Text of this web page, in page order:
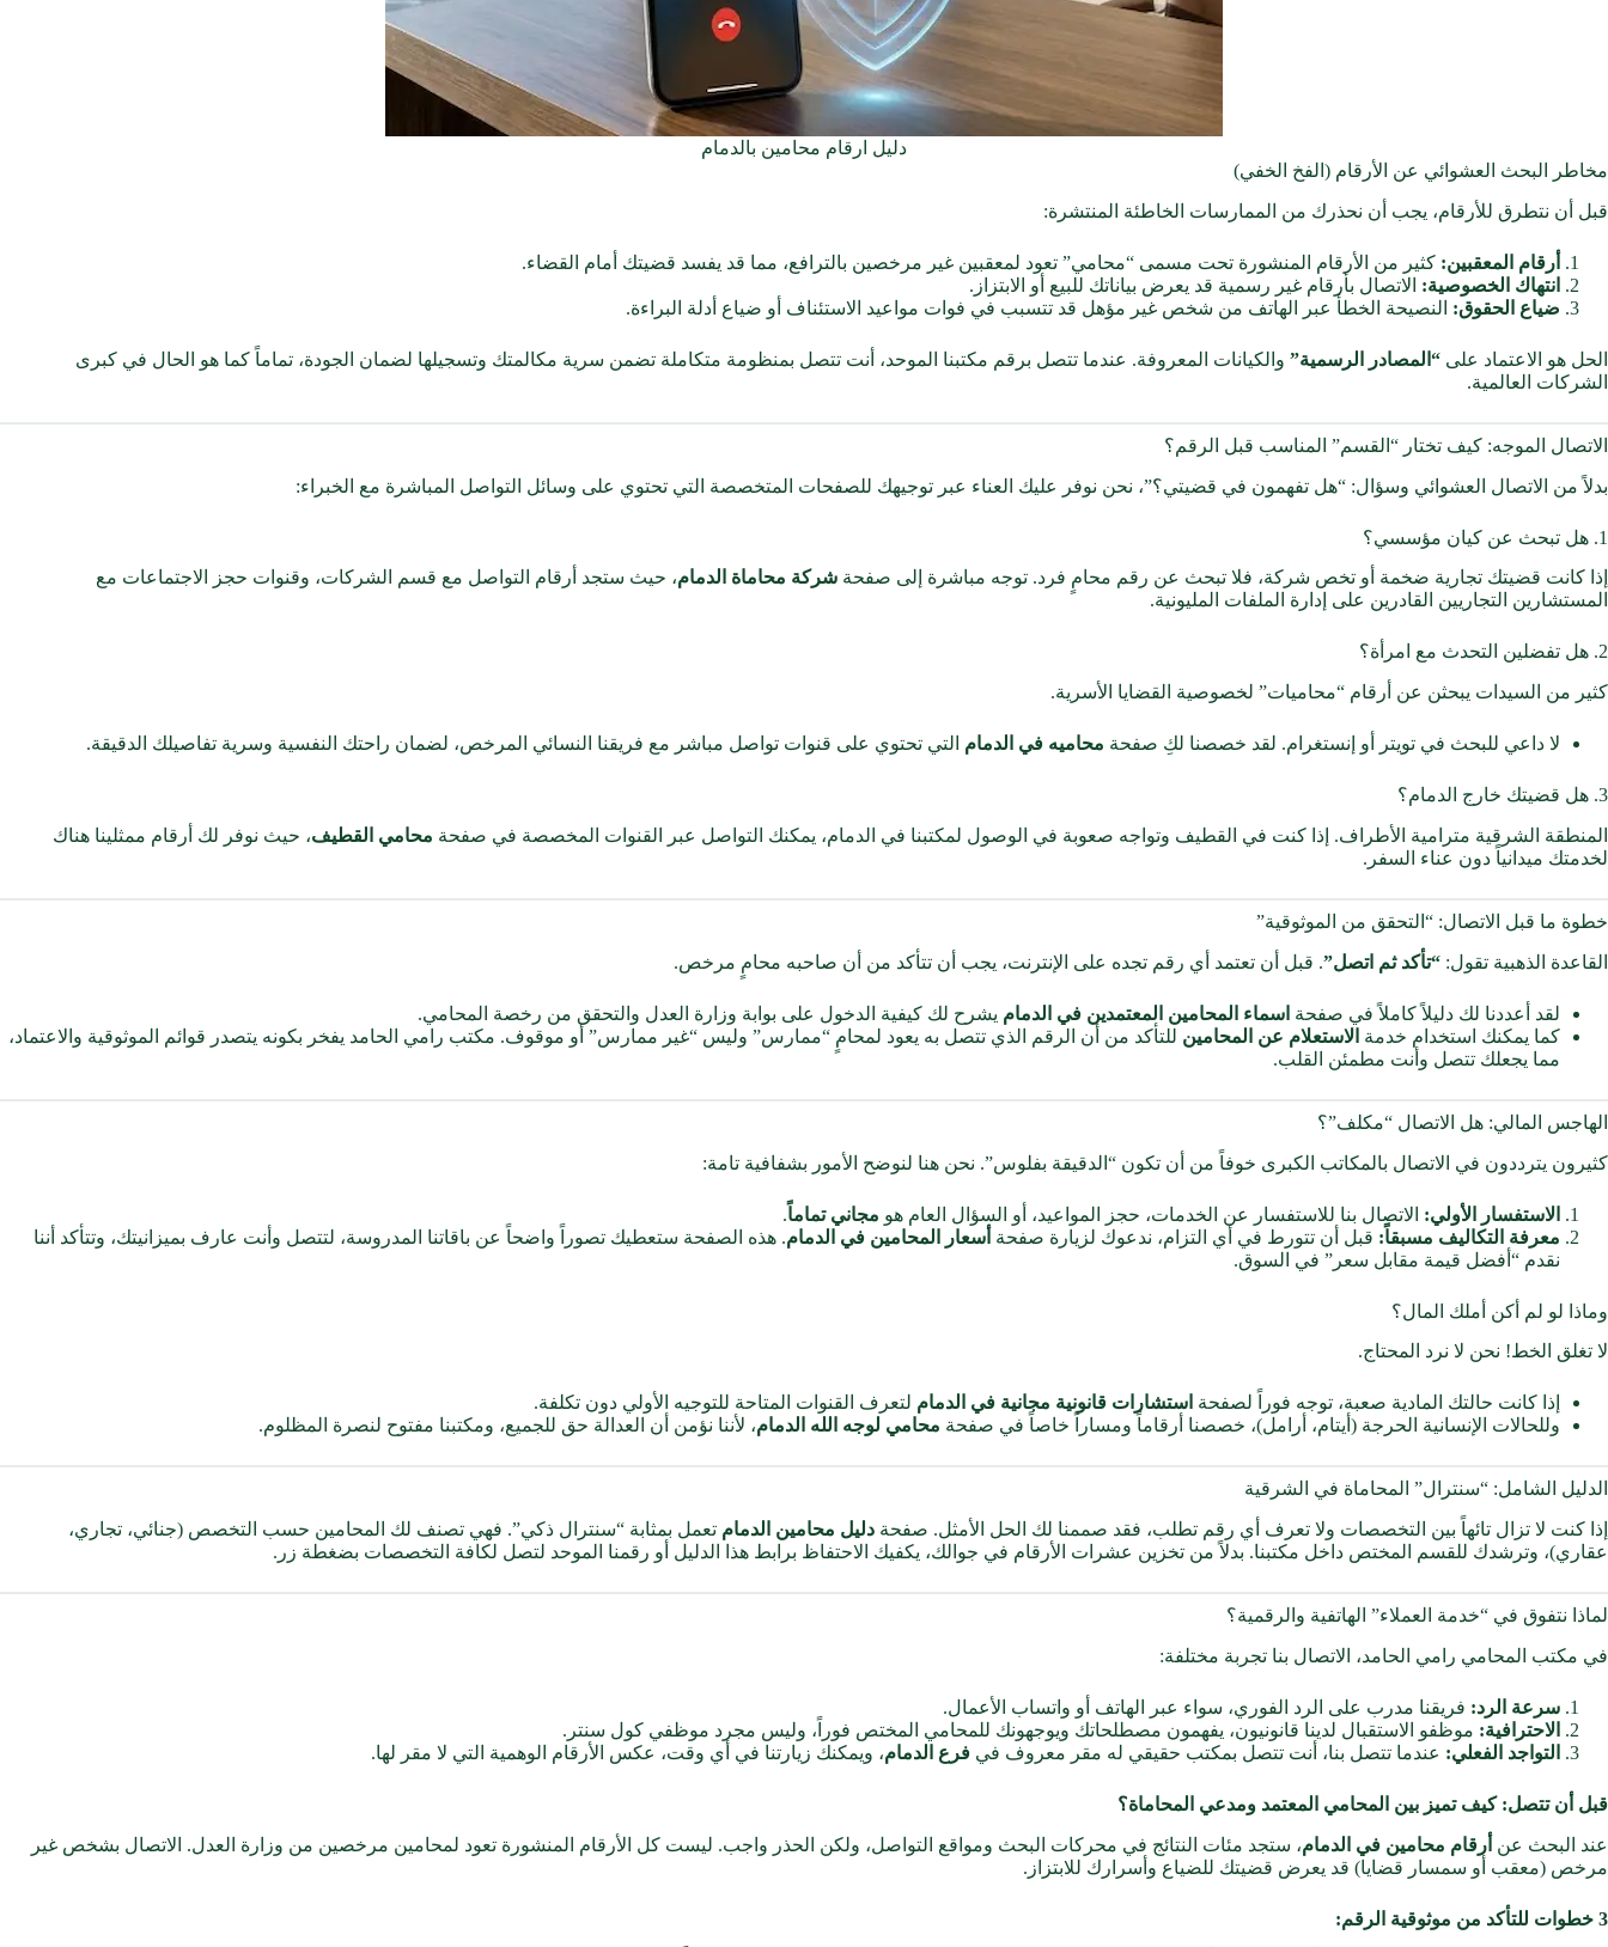
دليل ارقام محامين بالدمام
مخاطر البحث العشوائي عن الأرقام (الفخ الخفي)
قبل أن نتطرق للأرقام، يجب أن نحذرك من الممارسات الخاطئة المنتشرة:
أرقام المعقبين: كثير من الأرقام المنشورة تحت مسمى “محامي” تعود لمعقبين غير مرخصين بالترافع، مما قد يفسد قضيتك أمام القضاء.
انتهاك الخصوصية: الاتصال بأرقام غير رسمية قد يعرض بياناتك للبيع أو الابتزاز.
ضياع الحقوق: النصيحة الخطأ عبر الهاتف من شخص غير مؤهل قد تتسبب في فوات مواعيد الاستئناف أو ضياع أدلة البراءة.
الحل هو الاعتماد على “المصادر الرسمية” والكيانات المعروفة. عندما تتصل برقم مكتبنا الموحد، أنت تتصل بمنظومة متكاملة تضمن سرية مكالمتك وتسجيلها لضمان الجودة، تماماً كما هو الحال في كبرى
الشركات العالمية.
الاتصال الموجه: كيف تختار “القسم” المناسب قبل الرقم؟
بدلاً من الاتصال العشوائي وسؤال: “هل تفهمون في قضيتي؟”، نحن نوفر عليك العناء عبر توجيهك للصفحات المتخصصة التي تحتوي على وسائل التواصل المباشرة مع الخبراء:
1. هل تبحث عن كيان مؤسسي؟
إذا كانت قضيتك تجارية ضخمة أو تخص شركة، فلا تبحث عن رقم محامٍ فرد. توجه مباشرة إلى صفحة شركة محاماة الدمام، حيث ستجد أرقام التواصل مع قسم الشركات، وقنوات حجز الاجتماعات مع
المستشارين التجاريين القادرين على إدارة الملفات المليونية.
2. هل تفضلين التحدث مع امرأة؟
كثير من السيدات يبحثن عن أرقام “محاميات” لخصوصية القضايا الأسرية.
لا داعي للبحث في تويتر أو إنستغرام. لقد خصصنا لكِ صفحة محاميه في الدمام التي تحتوي على قنوات تواصل مباشر مع فريقنا النسائي المرخص، لضمان راحتك النفسية وسرية تفاصيلك الدقيقة.
3. هل قضيتك خارج الدمام؟
المنطقة الشرقية مترامية الأطراف. إذا كنت في القطيف وتواجه صعوبة في الوصول لمكتبنا في الدمام، يمكنك التواصل عبر القنوات المخصصة في صفحة محامي القطيف، حيث نوفر لك أرقام ممثلينا هناك
لخدمتك ميدانياً دون عناء السفر.
خطوة ما قبل الاتصال: “التحقق من الموثوقية”
القاعدة الذهبية تقول: “تأكد ثم اتصل”. قبل أن تعتمد أي رقم تجده على الإنترنت، يجب أن تتأكد من أن صاحبه محامٍ مرخص.
لقد أعددنا لك دليلاً كاملاً في صفحة اسماء المحامين المعتمدين في الدمام يشرح لك كيفية الدخول على بوابة وزارة العدل والتحقق من رخصة المحامي.
كما يمكنك استخدام خدمة الاستعلام عن المحامين للتأكد من أن الرقم الذي تتصل به يعود لمحامٍ “ممارس” وليس “غير ممارس” أو موقوف. مكتب رامي الحامد يفخر بكونه يتصدر قوائم الموثوقية والاعتماد،
مما يجعلك تتصل وأنت مطمئن القلب.
الهاجس المالي: هل الاتصال “مكلف”؟
كثيرون يترددون في الاتصال بالمكاتب الكبرى خوفاً من أن تكون “الدقيقة بفلوس”. نحن هنا لنوضح الأمور بشفافية تامة:
الاستفسار الأولي: الاتصال بنا للاستفسار عن الخدمات، حجز المواعيد، أو السؤال العام هو مجاني تماماً.
معرفة التكاليف مسبقاً: قبل أن تتورط في أي التزام، ندعوك لزيارة صفحة أسعار المحامين في الدمام. هذه الصفحة ستعطيك تصوراً واضحاً عن باقاتنا المدروسة، لتتصل وأنت عارف بميزانيتك، وتتأكد أننا
نقدم “أفضل قيمة مقابل سعر” في السوق.
وماذا لو لم أكن أملك المال؟
لا تغلق الخط! نحن لا نرد المحتاج.
إذا كانت حالتك المادية صعبة، توجه فوراً لصفحة استشارات قانونية مجانية في الدمام لتعرف القنوات المتاحة للتوجيه الأولي دون تكلفة.
وللحالات الإنسانية الحرجة (أيتام، أرامل)، خصصنا أرقاماً ومساراً خاصاً في صفحة محامي لوجه الله الدمام، لأننا نؤمن أن العدالة حق للجميع، ومكتبنا مفتوح لنصرة المظلوم.
الدليل الشامل: “سنترال” المحاماة في الشرقية
إذا كنت لا تزال تائهاً بين التخصصات ولا تعرف أي رقم تطلب، فقد صممنا لك الحل الأمثل. صفحة دليل محامين الدمام تعمل بمثابة “سنترال ذكي”. فهي تصنف لك المحامين حسب التخصص (جنائي، تجاري،
عقاري)، وترشدك للقسم المختص داخل مكتبنا. بدلاً من تخزين عشرات الأرقام في جوالك، يكفيك الاحتفاظ برابط هذا الدليل أو رقمنا الموحد لتصل لكافة التخصصات بضغطة زر.
لماذا نتفوق في “خدمة العملاء” الهاتفية والرقمية؟
في مكتب المحامي رامي الحامد، الاتصال بنا تجربة مختلفة:
سرعة الرد: فريقنا مدرب على الرد الفوري، سواء عبر الهاتف أو واتساب الأعمال.
الاحترافية: موظفو الاستقبال لدينا قانونيون، يفهمون مصطلحاتك ويوجهونك للمحامي المختص فوراً، وليس مجرد موظفي كول سنتر.
التواجد الفعلي: عندما تتصل بنا، أنت تتصل بمكتب حقيقي له مقر معروف في فرع الدمام، ويمكنك زيارتنا في أي وقت، عكس الأرقام الوهمية التي لا مقر لها.
قبل أن تتصل: كيف تميز بين المحامي المعتمد ومدعي المحاماة؟
عند البحث عن أرقام محامين في الدمام، ستجد مئات النتائج في محركات البحث ومواقع التواصل، ولكن الحذر واجب. ليست كل الأرقام المنشورة تعود لمحامين مرخصين من وزارة العدل. الاتصال بشخص غير
مرخص (معقب أو سمسار قضايا) قد يعرض قضيتك للضياع وأسرارك للابتزاز.
3 خطوات للتأكد من موثوقية الرقم: